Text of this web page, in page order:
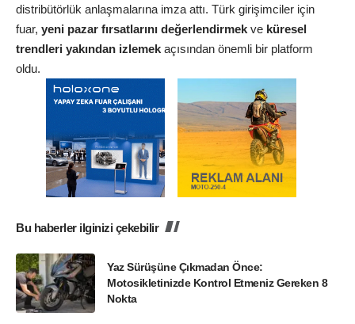
distribütörlük anlaşmalarına imza attı. Türk girişimciler için
fuar, yeni pazar fırsatlarını değerlendirmek ve küresel
trendleri yakından izlemek açısından önemli bir platform
oldu.
Bu haberler ilginizi çekebilir
Yaz Sürüşüne Çıkmadan Önce:
Motosikletinizde Kontrol Etmeniz Gereken 8
Nokta